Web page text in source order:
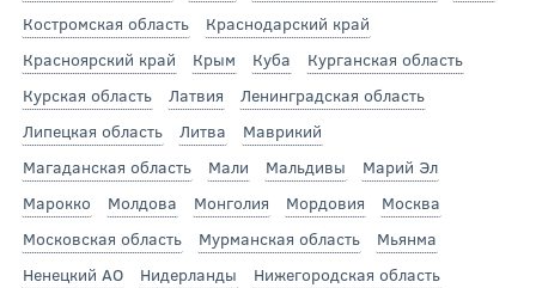
Костромская область
Краснодарский край
Красноярский край
Крым Куба
Курганская область
Курская область
Латвия
Ленинградская область
Липецкая область
Литва
Маврикий
Магаданская область
Мали Мальдивы
Марий Эл
Марокко
Молдова Монголия Мордовия
Москва
Московская область
Мурманская область
Мьянма
Ненецкий АО
Нидерланды
Нижегородская область